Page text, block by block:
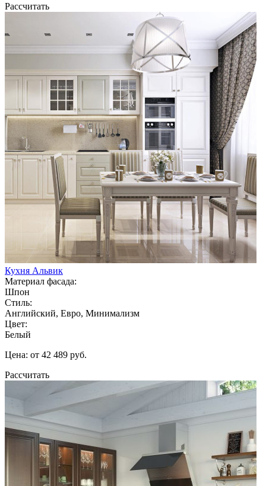
Рассчитать
Кухня Альвик
Материал фасада:
Шпон
Стиль:
Английский, Евро, Минимализм
Цвет:
Белый
Цена: от 42 489 руб.
Рассчитать